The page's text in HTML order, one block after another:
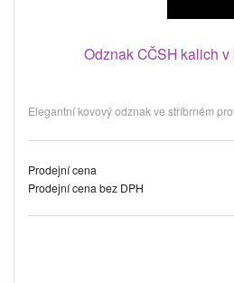
Odznak CČSH kalich
Elegantní kovový odznak ve stříbrném
Prodejní cena
Prodejní cena bez DPH